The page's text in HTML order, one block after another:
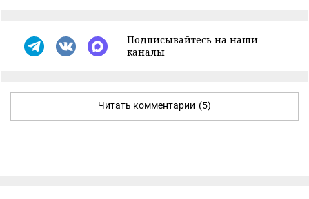
Подписывайтесь на наши
каналы
Читать комментарии (5)